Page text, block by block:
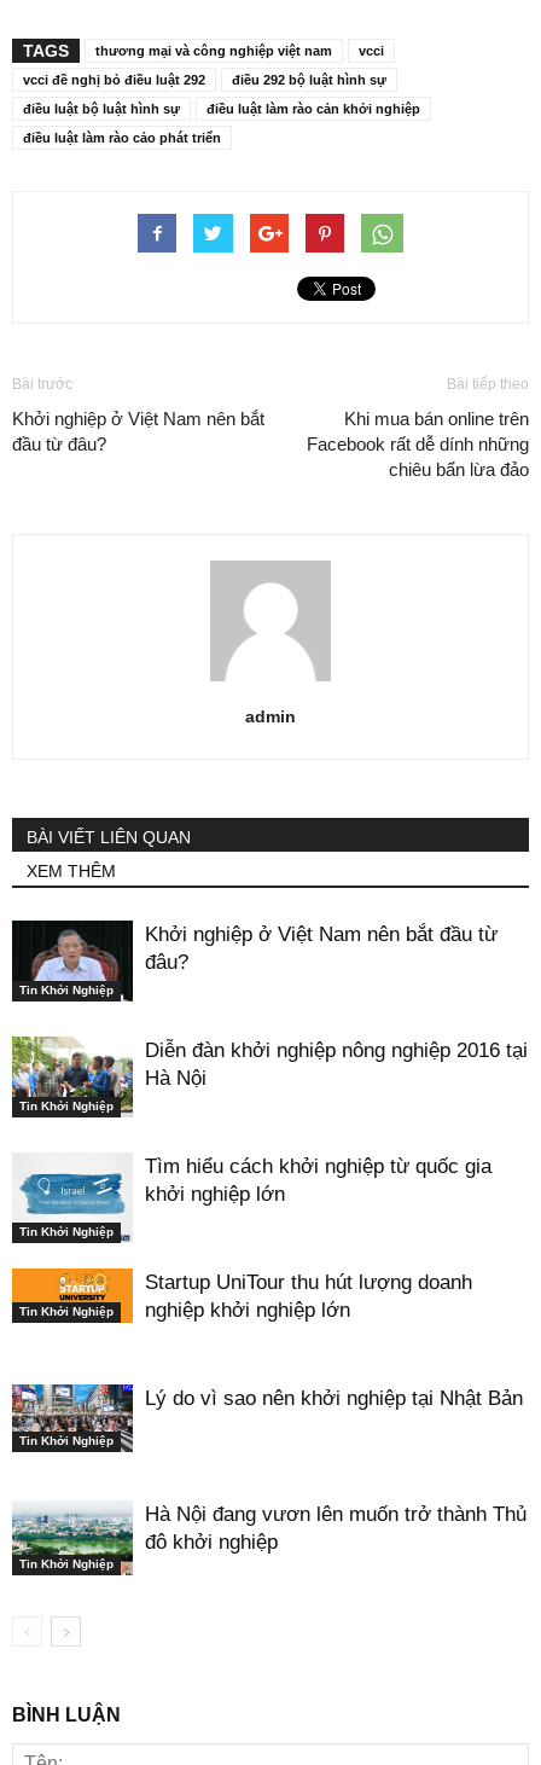
TAGS thương mại và công nghiệp việt nam
vcci
vcci đề nghị bỏ điều luật 292
điều 292 bộ luật hình sự
điều luật bộ luật hình sự
điều luật làm rào cản khởi nghiệp
điều luật làm rào cảo phát triển
Bài trước
Khởi nghiệp ở Việt Nam nên bắt
đầu từ đâu?
Bài tiếp theo
Khi mua bán online trên
Facebook rất dễ dính những
chiêu bẩn lừa đảo
admin
BÀI VIẾT LIÊN QUAN
XEM THÊM
Tin Khởi Nghiệp
Khởi nghiệp ở Việt Nam nên bắt đầu từ
đâu?
Tin Khởi Nghiệp
Diễn đàn khởi nghiệp nông nghiệp 2016 tại
Hà Nội
Tin Khởi Nghiệp
Tìm hiểu cách khởi nghiệp từ quốc gia
khởi nghiệp lớn
Tin Khởi Nghiệp
Startup UniTour thu hút lượng doanh
nghiệp khởi nghiệp lớn
Tin Khởi Nghiệp
Lý do vì sao nên khởi nghiệp tại Nhật Bản
Tin Khởi Nghiệp
Hà Nội đang vươn lên muốn trở thành Thủ
đô khởi nghiệp
BÌNH LUẬN